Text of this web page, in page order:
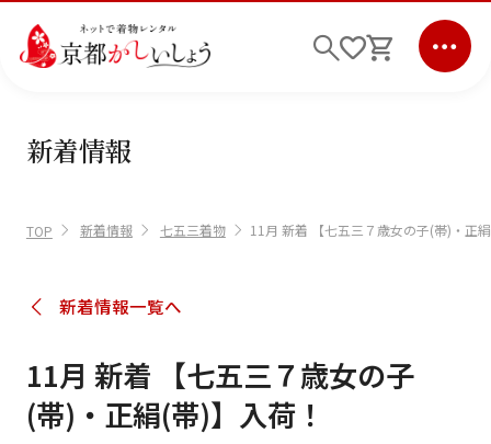
ログイン
サポート
条件検索
新着情報
TOP 新着情報 七五三着物 11月 新着 【七五三７歳女の子(帯)・正
新着情報一覧へ
11月 新着 【七五三７歳女の子
(帯)・正絹(帯)】入荷！